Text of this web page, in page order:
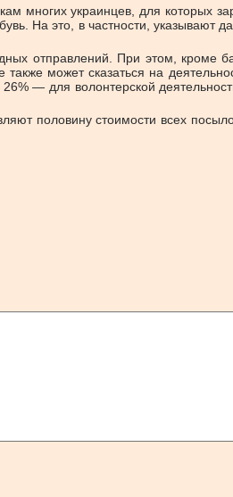
многих украинцев, для которых
На это, в частности, указывают
отправлений. При этом, кроме
может сказаться на
— для волонтерской
половину стоимости всех